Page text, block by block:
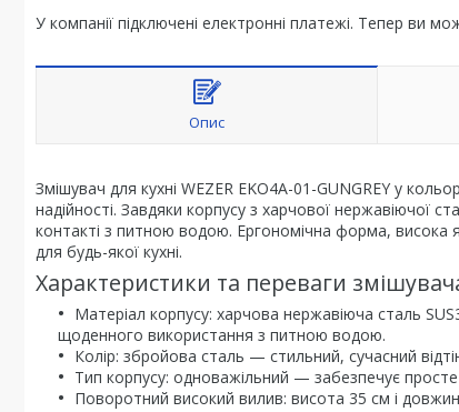
У компанії підключені електронні платежі. Тепер ви
Опис
Змішувач для кухні WEZER EKO4A-01-GUNGREY у
надійності. Завдяки корпусу з харчової нержавіючої
контакті з питною водою. Ергономічна форма, висока
для будь-якої кухні.
Характеристики та переваги
Матеріал корпусу: харчова нержавіюча сталь
щоденного використання з питною водою.
Колір: збройова сталь — стильний, сучасний
Тип корпусу: одноважільний — забезпечує
Поворотний високий вилив: висота 35 см і